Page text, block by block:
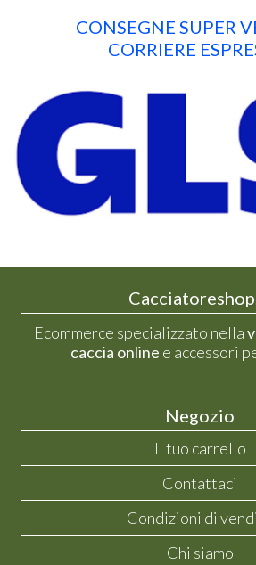
CONSEGNE SUPER
CORRIERE
Ecommerce specializzato nella
caccia online e accessori
Negozio
Il tuo carrello
Contattaci
Condizioni di
Chi siamo